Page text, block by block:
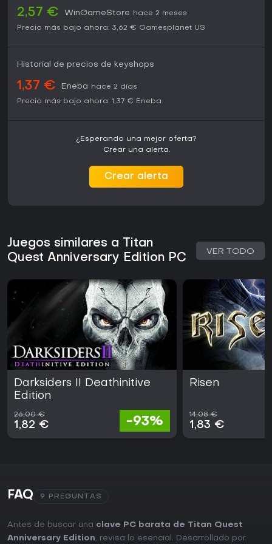
2,57 € WinGameStore
hace 2 meses
Precio más bajo ahora: 3,62 € Gamesplanet US
Historial de precios de keyshops
1,37 € Eneba
hace 2 días
Precio más bajo ahora: 1,37 € Eneba
¿Esperando una mejor oferta?
Crear una alerta.
Crear alerta
Juegos similares a Titan
Quest Anniversary Edition PC
VER TODO
Darksiders II Deathinitive
Edition
26,00 €
1,82 € -93%
Risen
14,08 €
1,83 €
FAQ 9 PREGUNTAS
Antes de buscar una clave PC barata de Titan Quest
Anniversary Edition, revisa lo esencial. Desarrollado por